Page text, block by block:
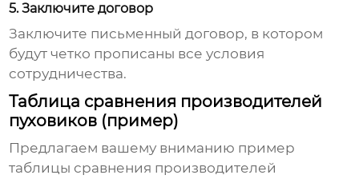
5. Заключите договор
Заключите письменный договор, в котором
будут четко прописаны все условия
сотрудничества.
Таблица сравнения производителей
пуховиков (пример)
Предлагаем вашему вниманию пример
таблицы сравнения производителей